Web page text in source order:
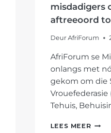
misdadigers
aftreeoord
Deur AfriForum
AfriForum se
onlangs met
gekom om die
Vrouefederasie
Tehuis,
LEES MEER